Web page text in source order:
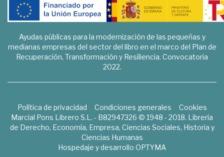
Ayudas públicas para la modernización de las pequeñas y
medianas empresas del sector del libro en el marco del Plan de
Recuperación, Transformación y Resiliencia. Convocatoria
2022.
Política de privacidad Condiciones generales
Cookies
Marcial Pons Librero S.L. - B82947326 © 1948 - 2018. Librería
de Derecho, Economía, Empresa, Ciencias Sociales, Historia y
Ciencias Humanas
Hospedaje y desarrollo OPTYMA